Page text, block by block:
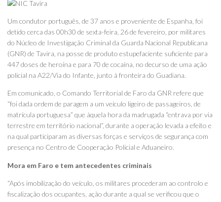
Um condutor português, de 37 anos e proveniente de Espanha, foi
detido cerca das 00h30 de sexta-feira, 26 de fevereiro, por militares
do Núcleo de Investigação Criminal da Guarda Nacional Republicana
(GNR) de Tavira, na posse de produto estupefaciente suficiente para
447 doses de heroína e para 70 de cocaína, no decurso de uma ação
policial na A22/Via do Infante, junto à fronteira do Guadiana.
Em comunicado, o Comando Territorial de Faro da GNR refere que
“foi dada ordem de paragem a um veículo ligeiro de passageiros, de
matrícula portuguesa” que àquela hora da madrugada “entrava por via
terrestre em território nacional”, durante a operação levada a efeito e
na qual participaram as diversas forças e serviços de segurança com
presença no Centro de Cooperação Policial e Aduaneiro.
Mora em Faro e tem antecedentes criminais
“Após imobilização do veículo, os militares procederam ao controlo e
fiscalização dos ocupantes, ação durante a qual se verificou que o